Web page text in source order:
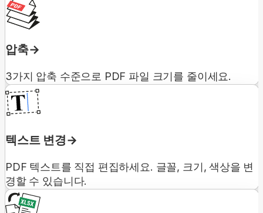
압축
3가지 압축 수준으로 PDF 파일 크기를 줄이세요.
텍스트 변경
PDF 텍스트를 직접 편집하세요. 글꼴, 크기, 색상을 변
경할 수 있습니다.